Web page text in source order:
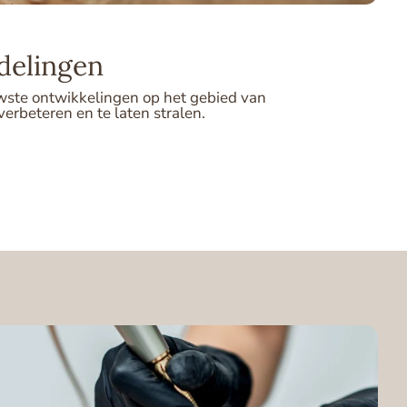
ontwikkelingen op het gebied van
en te laten stralen.